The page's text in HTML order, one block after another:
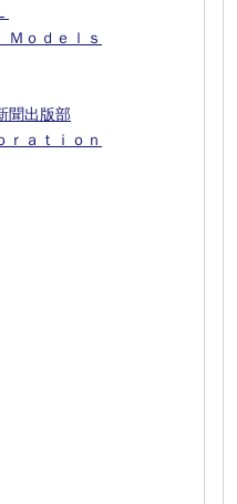
ｏｄｅｌｓ
出版部
ａｔｉｏｎ